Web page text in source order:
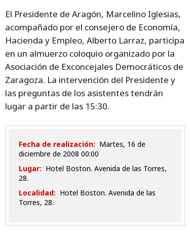
El Presidente de Aragón, Marcelino Iglesias,
acompañado por el consejero de Economía,
Hacienda y Empleo, Alberto Larraz, participa
en un almuerzo coloquio organizado por la
Asociación de Exconcejales Democráticos de
Zaragoza. La intervención del Presidente y
las preguntas de los asistentes tendrán
lugar a partir de las 15:30.
Fecha de realización: martes, 16 de
diciembre de 2008 00:00
Lugar: Hotel Boston. Avenida de las Torres,
28.
Localidad: Hotel Boston. Avenida de las
Torres, 28.